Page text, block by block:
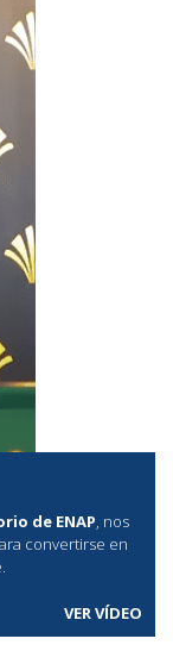
de ENAP, nos
convertirse en
VER VÍDEO